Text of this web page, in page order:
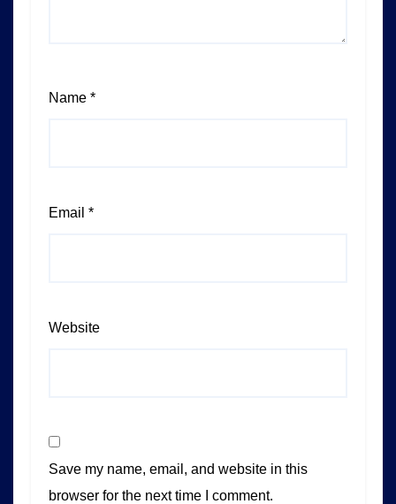
Name *
Email *
Website
Save my name, email, and website in this
browser for the next time I comment.